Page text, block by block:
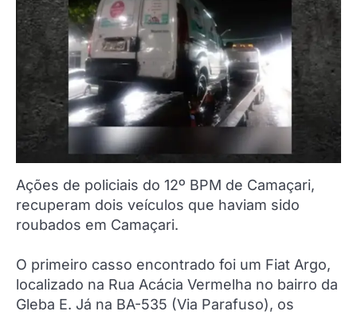
Ações de policiais do 12º BPM de Camaçari,
recuperam dois veículos que haviam sido
roubados em Camaçari.
O primeiro casso encontrado foi um Fiat Argo,
localizado na Rua Acácia Vermelha no bairro da
Gleba E. Já na BA-535 (Via Parafuso), os